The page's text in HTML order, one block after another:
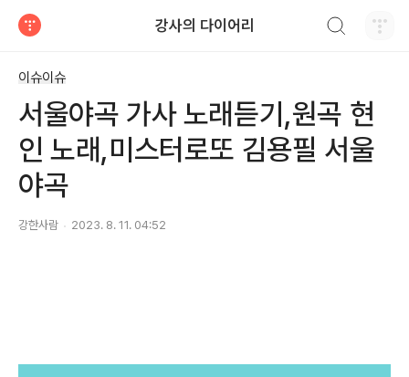
강사의 다이어리
이슈이슈
서울야곡 가사 노래듣기,원곡 현
인 노래,미스터로또 김용필 서울
야곡
강한사람 2023. 8. 11. 04:52